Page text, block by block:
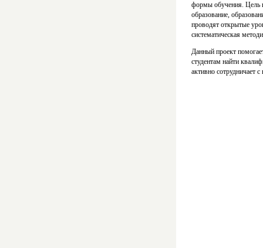
формы обучения. Цель
образование,
проводят открытые
систематическая
Данный проект
студентам найти
активно сотрудничает